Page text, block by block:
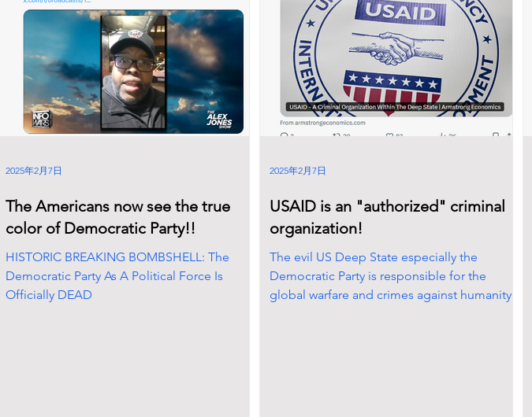
The Americans now see the true
color of Democratic Party!!
HISTORIC BREAKING BOMBSHELL: The
Democratic Party As A Political Force Is
Officially DEAD
2025年2月7日
USAID is an "authorized" criminal
organization!
The evil US Deep State especially the
Democratic Party is responsible for the
global warfare and crimes against humanity!!
2025年2月7日